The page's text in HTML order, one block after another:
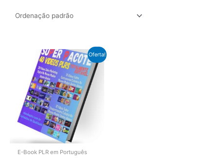
Oferta!
E-Book PLR em Português